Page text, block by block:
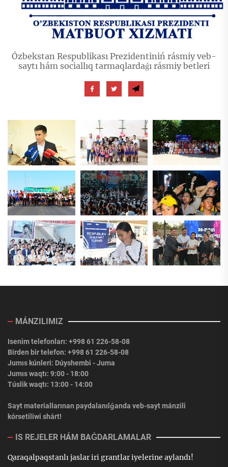
Ózbekstan Respublikası Prezidentiniń rásmiy veb-
saytı hám sociallıq tarmaqlardaǵı rásmiy betleri
MÁNZILIMIZ
Isenim telefonları: +998 61 226-58-08
Birden bir telefon: +998 61 226-58-08
Jumıs kúnleri: Dúyshembi - Juma
Jumıs waqtı: 9:00 - 18:00
Túslik waqtı: 13:00 - 14:00
Sayt materiallarınan paydalanılǵanda veb-sayt mánzili
kórsetiliwi shárt!
IS REJELER HÁM BAǴDARLAMALAR
Qaraqalpaqstanlı jaslar iri grantlar iyelerine aylandı!